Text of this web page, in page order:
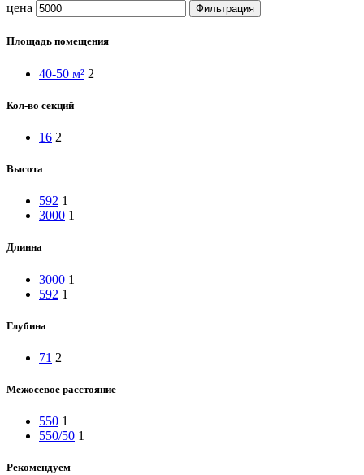
цена
Фильтрация
Площадь помещения
40-50 м² 2
Кол-во секций
16 2
Высота
592 1
3000 1
Длинна
3000 1
592 1
Глубина
71 2
Межосевое расстояние
550 1
550/50 1
Рекомендуем